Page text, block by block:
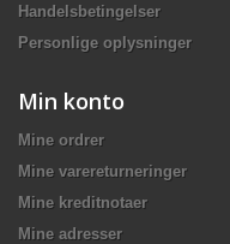
Handelsbetingelser
Personlige oplysninger
Min konto
Mine ordrer
Mine varereturneringer
Mine kreditnotaer
Mine adresser